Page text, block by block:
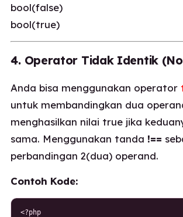
bool(false)
bool(true)
4. Operator Tidak Identik
Anda bisa menggunakan operator
untuk membandingkan dua
menghasilkan nilai true jika
sama. Menggunakan tanda !==
perbandingan 2(dua) operand.
Contoh Kode:
<?php